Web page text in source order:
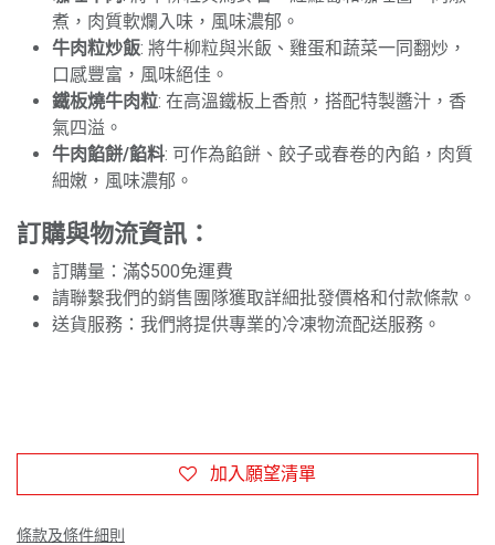
煮，肉質軟爛入味，風味濃郁。
牛肉粒炒飯: 將牛柳粒與米飯、雞蛋和蔬菜一同翻炒，
口感豐富，風味絕佳。
鐵板燒牛肉粒: 在高溫鐵板上香煎，搭配特製醬汁，香
氣四溢。
牛肉餡餅/餡料: 可作為餡餅、餃子或春卷的內餡，肉質
細嫩，風味濃郁。
訂購與物流資訊：
訂購量：滿$500免運費
請聯繫我們的銷售團隊獲取詳細批發價格和付款條款。
送貨服務：我們將提供專業的冷凍物流配送服務。
加入願望清單
條款及條件細則